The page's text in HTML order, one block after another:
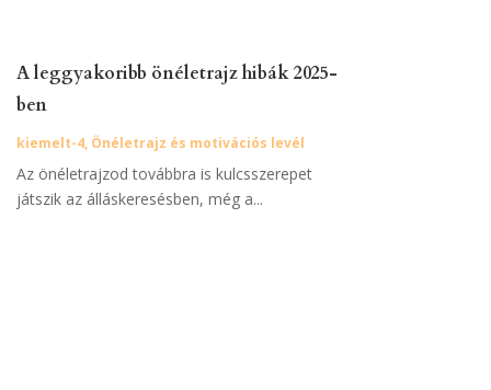
A leggyakoribb önéletrajz hibák 2025-
ben
kiemelt-4, Önéletrajz és motivációs levél
Az önéletrajzod továbbra is kulcsszerepet
játszik az álláskeresésben, még a...